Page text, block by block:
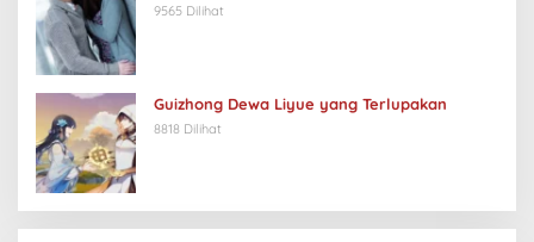
9565 Dilihat
Guizhong Dewa Liyue yang Terlupakan
8818 Dilihat